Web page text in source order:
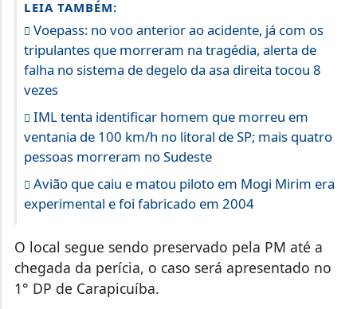
LEIA TAMBÉM:
Voepass: no voo anterior ao acidente, já com os
tripulantes que morreram na tragédia, alerta de
falha no sistema de degelo da asa direita tocou 8
vezes
IML tenta identificar homem que morreu em
ventania de 100 km/h no litoral de SP; mais quatro
pessoas morreram no Sudeste
Avião que caiu e matou piloto em Mogi Mirim era
experimental e foi fabricado em 2004
O local segue sendo preservado pela PM até a
chegada da perícia, o caso será apresentado no
1° DP de Carapicuíba.